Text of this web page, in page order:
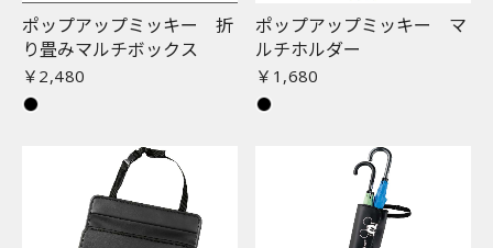
ポップアップミッキー 折
り畳みマルチボックス
￥2,480
ポップアップミッキー マ
ルチホルダー
￥1,680